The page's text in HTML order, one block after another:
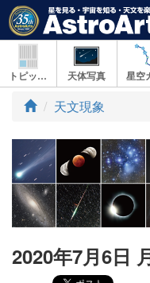
トピックス 天体写真
ト
プ
天文現象
2020年7月6日